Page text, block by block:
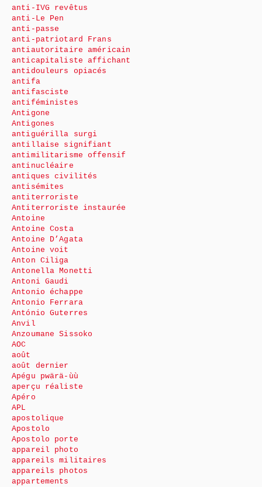
anti-IVG revêtus
anti-Le Pen
anti-passe
anti-patriotard Frans
antiautoritaire américain
anticapitaliste affichant
antidouleurs opiacés
antifa
antifasciste
antiféministes
Antigone
Antigones
antiguérilla surgi
antillaise signifiant
antimilitarisme offensif
antinucléaire
antiques civilités
antisémites
antiterroriste
Antiterroriste instaurée
Antoine
Antoine Costa
Antoine D’Agata
Antoine voit
Anton Ciliga
Antonella Monetti
Antoni Gaudi
Antonio échappe
Antonio Ferrara
António Guterres
Anvil
Anzoumane Sissoko
AOC
août
août dernier
Apégu pwärä-ùù
aperçu réaliste
Apéro
APL
apostolique
Apostolo
Apostolo porte
appareil photo
appareils militaires
appareils photos
appartements